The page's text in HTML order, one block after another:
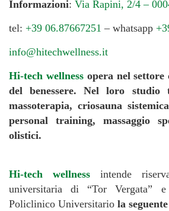
Informazioni: Via Rapini, 2/4 –
tel: +39 06.87667251 – whatsapp
info@hitechwellness.it
Hi-tech wellness opera nel settore
del benessere. Nel loro studio
massoterapia, criosauna
personal training, massaggio
olistici.
Hi-tech wellness intende
universitaria di “Tor Vergata”
Policlinico Universitario la